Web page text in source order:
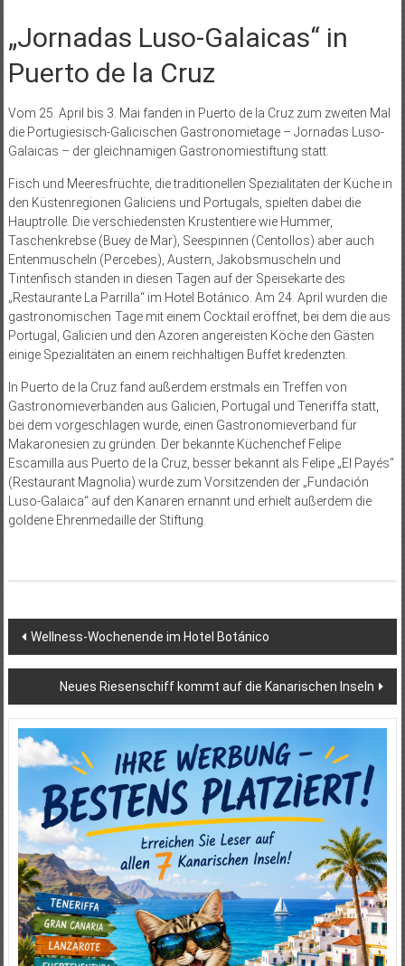
„Jornadas Luso-Galaicas“ in
Puerto de la Cruz
Vom 25. April bis 3. Mai fanden in Puerto de la Cruz zum zweiten Mal
die Portugiesisch-Galicischen Gastronomietage – Jornadas Luso-
Galaicas – der gleichnamigen Gastronomiestiftung statt.
Fisch und Meeresfrüchte, die traditionellen Spezialitäten der Küche in
den Küstenregionen Galiciens und Portugals, spielten dabei die
Hauptrolle. Die verschiedensten Krustentiere wie Hummer,
Taschenkrebse (Buey de Mar), Seespinnen (Centollos) aber auch
Entenmuscheln (Percebes), Austern, Jakobsmuscheln und
Tintenfisch standen in diesen Tagen auf der Speisekarte des
„Restaurante La Parrilla“ im Hotel Botánico. Am 24. April wurden die
gastronomischen Tage mit einem Cocktail eröffnet, bei dem die aus
Portugal, Galicien und den Azoren angereis­ten Köche den Gästen
einige Spezialitäten an einem reichhaltigen Buffet kredenzten.
In Puerto de la Cruz fand außerdem erstmals ein Treffen von
Gastronomieverbänden aus Galicien, Portugal und Teneriffa statt,
bei dem vorgeschlagen wurde, einen Gastronomieverband für
Makaronesien zu gründen. Der bekannte Küchenchef Felipe
Escamilla aus Puerto de la Cruz, besser bekannt als Felipe „El Payés“
(Restaurant Magnolia) wurde zum Vorsitzenden der „Fundación
Luso-Galaica“ auf den Kanaren ernannt und erhielt außerdem die
goldene Ehrenmedaille der Stiftung.
Beitragsnavigation
Wellness-Wochenende im Hotel Botánico
Neues Riesenschiff kommt auf die Kanarischen Inseln